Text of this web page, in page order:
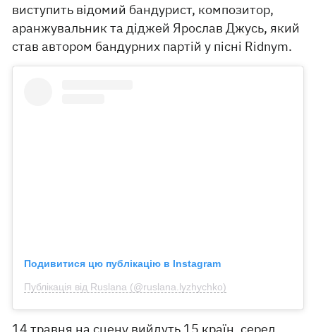
виступить відомий бандурист, композитор,
аранжувальник та діджей Ярослав Джусь, який
став автором бандурних партій у пісні Ridnym.
Подивитися цю публікацію в Instagram
Публікація від Ruslana (@ruslana.lyzhychko)